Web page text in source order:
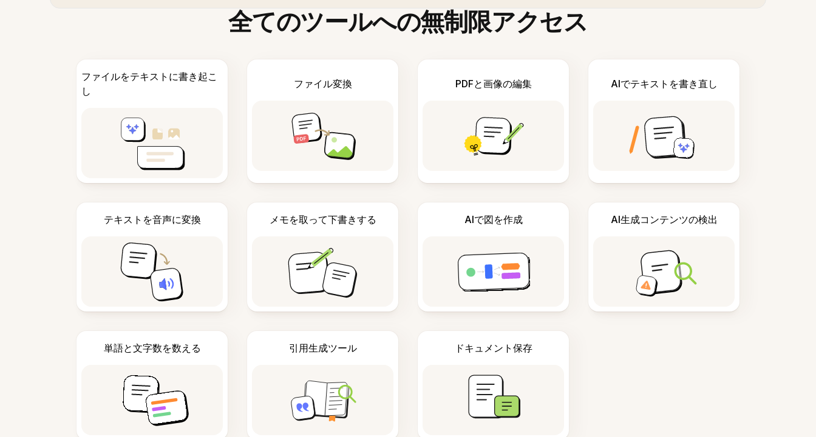
全てのツールへの無制限アクセス
ファイルをテキストに書き起こ
し
ファイル変換 PDFと画像の編集 AIでテキストを書き直し
テキストを音声に変換 メモを取って下書きする AIで図を作成 AI生成コンテンツの検出
単語と文字数を数える 引用生成ツール ドキュメント保存